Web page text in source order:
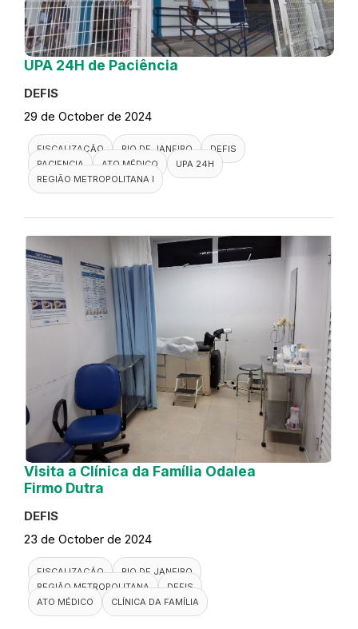
UPA 24H de Paciência
DEFIS
29 de October de 2024
FISCALIZAÇÃO RIO DE JANEIRO
DEFIS
PACIENCIA
ATO MÉDICO
UPA 24H
REGIÃO METROPOLITANA I
Visita a Clínica da Família Odalea
Firmo Dutra
DEFIS
23 de October de 2024
FISCALIZAÇÃO
RIO DE JANEIRO
REGIÃO METROPOLITANA
DEFIS
ATO MÉDICO
CLÍNICA DA FAMÍLIA